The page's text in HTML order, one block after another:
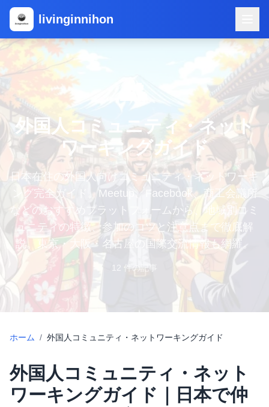
livinginnihon
外国人コミュニティ・ネット
ワーキングガイド
日本在住の外国人向けコミュニティ・ネットワーキ
ング完全ガイド。Meetup、Facebook、商工会議所
などのおすすめプラットフォームから、地域別コミ
ュニティの特徴、参加のコツと注意点まで徹底解
説。東京・大阪・名古屋の国際交流情報も網羅。
12 件の記事
ホーム / 外国人コミュニティ・ネットワーキングガイド
外国人コミュニティ・ネット
ワーキングガイド｜日本で仲